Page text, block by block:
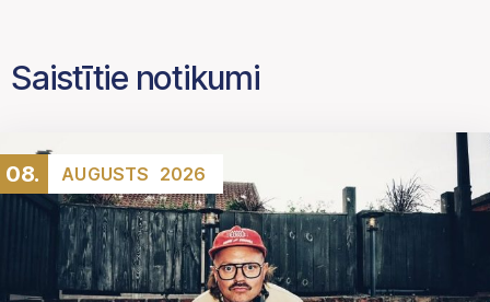
Saistītie notikumi
08. AUGUSTS 2026